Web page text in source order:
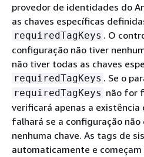
provedor de identidades do
as chaves específicas
requiredTagKeys . O
configuração não tiver
não tiver todas as chaves
requiredTagKeys . Se o
requiredTagKeys não for
verificará apenas a existência
falhará se a configuração
nenhuma chave. As tags de
automaticamente e começam